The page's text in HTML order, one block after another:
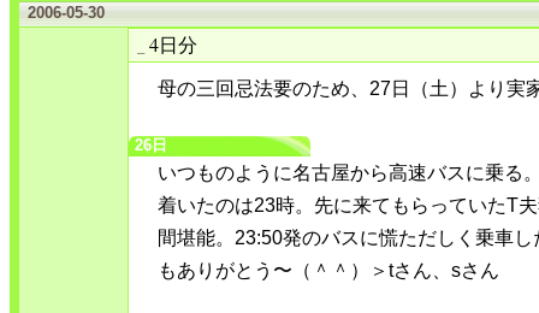
2006-05-30
4日分
母の三回忌法要のため、27日（土）より実
26日
いつものように名古屋から高速バスに乗る
着いたのは23時。先に来てもらっていたT
間堪能。23:50発のバスに慌ただしく乗車
もありがとう〜（＾＾）＞tさん、sさん